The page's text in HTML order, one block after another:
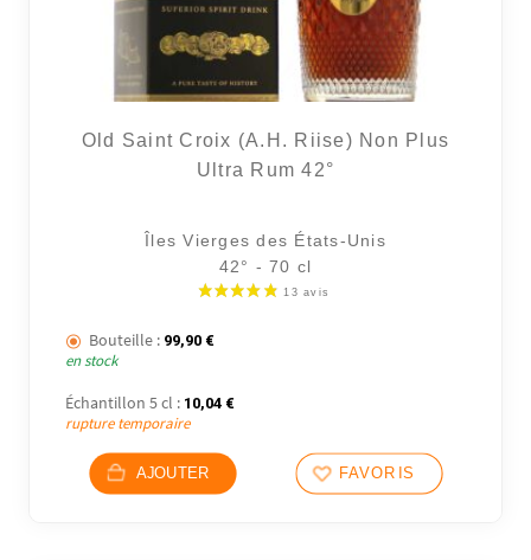
Old Saint Croix (A.H. Riise) Non Plus
Ultra Rum 42°
Îles Vierges des États-Unis
42° - 70 cl
Bouteille : 99,90 €
en stock
Échantillon 5 cl : 10,04 €
rupture temporaire
AJOUTER FAVORIS